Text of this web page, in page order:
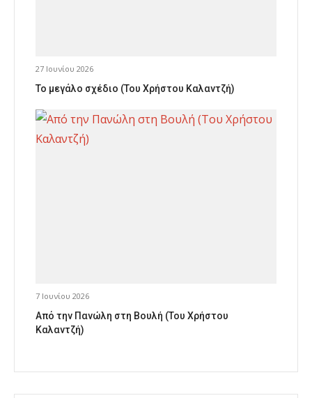
27 Ιουνίου 2026
Το μεγάλο σχέδιο (Του Χρήστου Καλαντζή)
7 Ιουνίου 2026
Από την Πανώλη στη Βουλή (Του Χρήστου
Καλαντζή)